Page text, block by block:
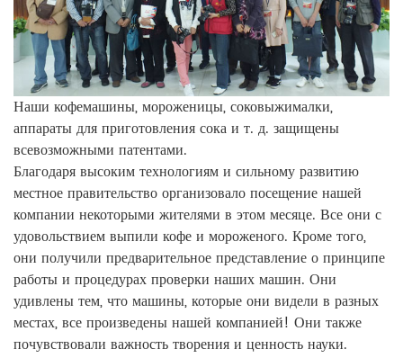
Наши кофемашины, мороженицы, соковыжималки,
аппараты для приготовления сока и т. д. защищены
всевозможными патентами.
Благодаря высоким технологиям и сильному развитию
местное правительство организовало посещение нашей
компании некоторыми жителями в этом месяце. Все они с
удовольствием выпили кофе и мороженого. Кроме того,
они получили предварительное представление о принципе
работы и процедурах проверки наших машин. Они
удивлены тем, что машины, которые они видели в разных
местах, все произведены нашей компанией! Они также
почувствовали важность творения и ценность науки.